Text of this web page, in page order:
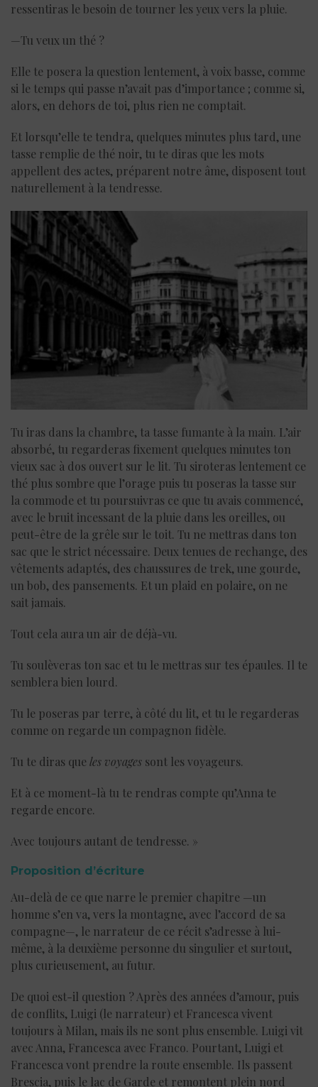
ressentiras le besoin de tourner les yeux vers la pluie.
—Tu veux un thé ?
Elle te posera la question lentement, à voix basse, comme
si le temps qui passe n’avait pas d’importance ; comme si,
alors, en dehors de toi, plus rien ne comptait.
Et lorsqu’elle te tendra, quelques minutes plus tard, une
tasse remplie de thé noir, tu te diras que les mots
appellent des actes, préparent notre âme, disposent tout
naturellement à la tendresse.
Tu iras dans la chambre, ta tasse fumante à la main. L’air
absorbé, tu regarderas fixement quelques minutes ton
vieux sac à dos ouvert sur le lit. Tu siroteras lentement ce
thé plus sombre que l’orage puis tu poseras la tasse sur
la commode et tu poursuivras ce que tu avais commencé,
avec le bruit incessant de la pluie dans les oreilles, ou
peut-être de la grêle sur le toit. Tu ne mettras dans ton
sac que le strict nécessaire. Deux tenues de rechange, des
vêtements adaptés, des chaussures de trek, une gourde,
un bob, des pansements. Et un plaid en polaire, on ne
sait jamais.
Tout cela aura un air de déjà-vu.
Tu soulèveras ton sac et tu le mettras sur tes épaules. Il te
semblera bien lourd.
Tu le poseras par terre, à côté du lit, et tu le regarderas
comme on regarde un compagnon fidèle.
Tu te diras que les voyages sont les voyageurs.
Et à ce moment-là tu te rendras compte qu’Anna te
regarde encore.
Avec toujours autant de tendresse. »
Proposition d’écriture
Au-delà de ce que narre le premier chapitre —un
homme s’en va, vers la montagne, avec l’accord de sa
compagne—, le narrateur de ce récit s’adresse à lui-
même, à la deuxième personne du singulier et surtout,
plus curieusement, au futur.
De quoi est-il question ? Après des années d’amour, puis
de conflits, Luigi (le narrateur) et Francesca vivent
toujours à Milan, mais ils ne sont plus ensemble. Luigi vit
avec Anna, Francesca avec Franco. Pourtant, Luigi et
Francesca vont prendre la route ensemble. Ils passent
Brescia, puis le lac de Garde et remontent plein nord